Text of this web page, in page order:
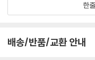
한
배송/반품/교환 안내